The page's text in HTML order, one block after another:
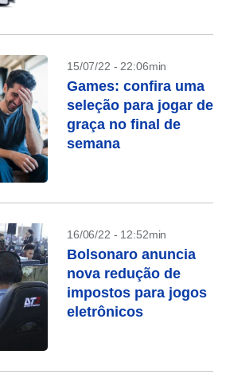
15/07/22 - 22:06min
Games: confira uma
seleção para jogar de
graça no final de
semana
16/06/22 - 12:52min
Bolsonaro anuncia
nova redução de
impostos para jogos
eletrônicos